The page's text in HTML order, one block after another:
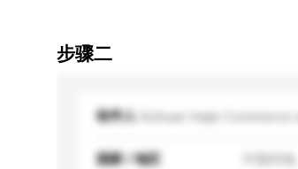
步骤二
收件人 Sichuan Huijin Commerce
国家 / 地区